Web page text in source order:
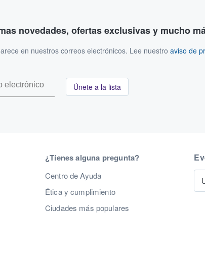
novedades, ofertas exclusivas y mucho
en nuestros correos electrónicos. Lee nuestro aviso de
Únete a la lista
¿Tienes alguna pregunta?
Centro de Ayuda
Ética y cumplimiento
Ciudades más populares